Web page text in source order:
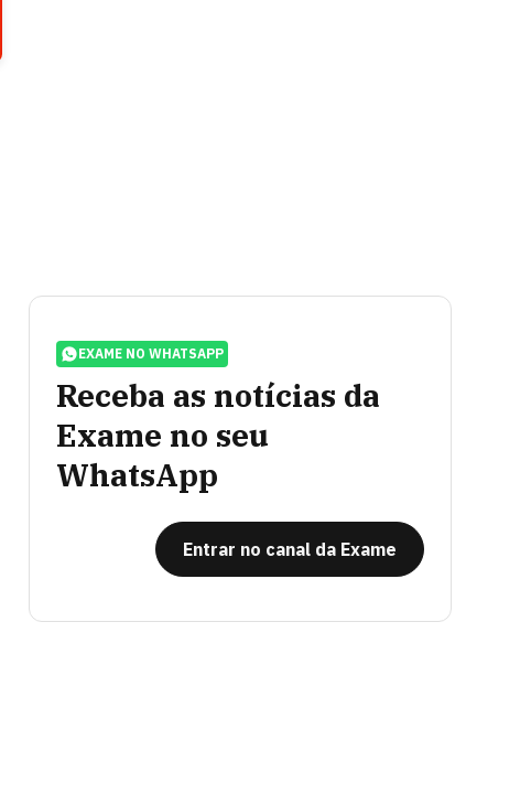
EXAME NO WHATSAPP
Receba as notícias da
Exame no seu
WhatsApp
Entrar no canal da Exame